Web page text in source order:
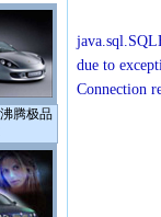
腾极品
due to
Connection